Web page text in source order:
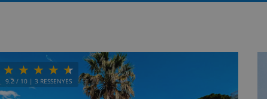
9.2 / 10 | 3 RESSENYES